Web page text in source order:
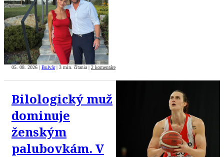
05. 08. 2026 | Bulvár | 3 min. čítania| 2 komentáre
Bilologický muž
dominuje
ženským
palubovkám. V